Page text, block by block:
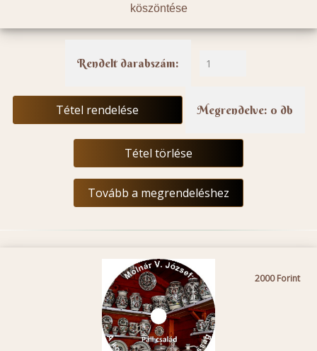
köszöntése
Rendelt darabszám:
Tétel rendelése Megrendelve: 0 db
Tétel törlése
Tovább a megrendeléshez
2000